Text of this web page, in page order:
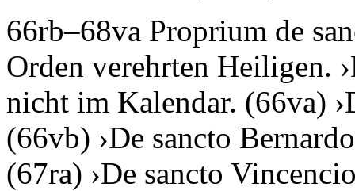
66rb–68va Proprium de
Orden verehrten Heiligen. ›
nicht im Kalendar. (66va) ›
(66vb) ›De sancto Bernardo
(67ra) ›De sancto